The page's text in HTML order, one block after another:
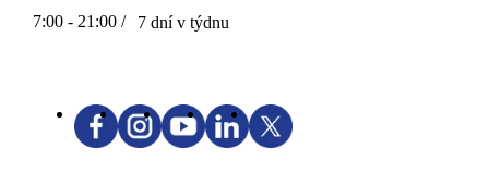
7:00 - 21:00 / 7 dní v týdnu